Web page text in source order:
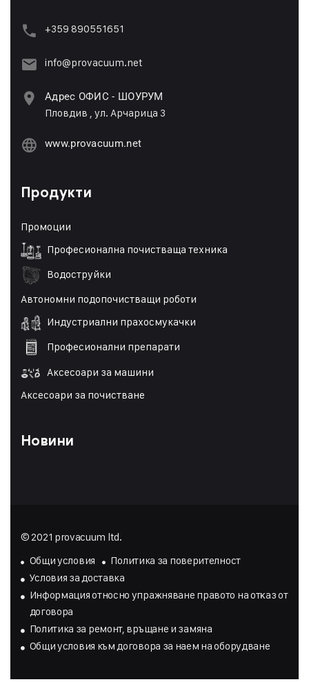
+359 890551651
info@provacuum.net
Адрес ОФИС - ШОУРУМ
Пловдив , ул. Арчарица 3
www.provacuum.net
Продукти
Промоции
Професионална почистваща техника
Водоструйки
Автономни подопочистващи роботи
Индустриални прахосмукачки
Професионални препарати
Аксесоари за машини
Аксесоари за почистване
Новини
© 2021 provacuum ltd.
Общи условия
Политика за поверителност
Условия за доставка
Инфopмaция oтнocнo yпpaжнявaнe пpaвoтo нa oтĸaз oт
дoгoвopa
Политика за ремонт, връщане и замяна
Общи условия към договора за наем на оборудване